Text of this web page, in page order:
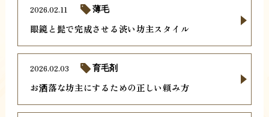
眼鏡と髭で完成させる渋い坊主スタイル
2026.02.11 薄毛
お洒落な坊主にするための正しい頼み方
2026.02.03 育毛剤